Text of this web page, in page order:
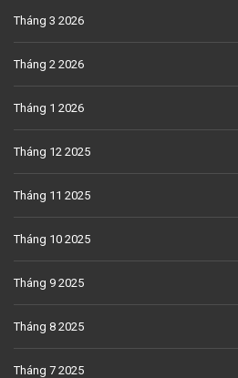
Tháng 3 2026
Tháng 2 2026
Tháng 1 2026
Tháng 12 2025
Tháng 11 2025
Tháng 10 2025
Tháng 9 2025
Tháng 8 2025
Tháng 7 2025